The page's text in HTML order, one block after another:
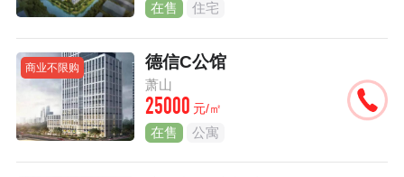
在售 住宅
商业不限购 德信C公馆
萧山
25000 元/㎡
在售 公寓